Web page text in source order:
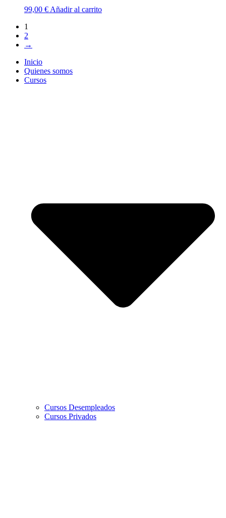
99,00 € Añadir al carrito
1
2
→
Inicio
Quienes somos
Cursos
Cursos Desempleados
Cursos Privados